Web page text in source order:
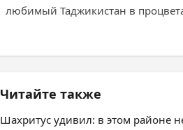
любимый Таджикистан в
Читайте также
Шахритус удивил: в этом районе